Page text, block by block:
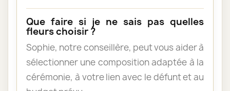
Que faire si je ne sais pas quelles
fleurs choisir ?
Sophie, notre conseillère, peut vous aider à
sélectionner une composition adaptée à la
cérémonie, à votre lien avec le défunt et au